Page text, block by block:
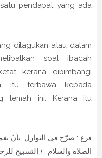
pendapat yang ada
dilagukan atau dalam
soal ibadah
kerana dibimbangi
itu terbawa kepada
lemah ini. Kerana itu
فرع : صرّح في النوازل بأنّ
الصلاة والسلام : ( التسبيح